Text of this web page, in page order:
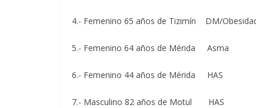
4.- Femenino 65 años de Tizimín DM/
5.- Femenino 64 años de Mérida Asma
6.- Femenino 44 años de Mérida HAS
7.- Masculino 82 años de Motul HAS